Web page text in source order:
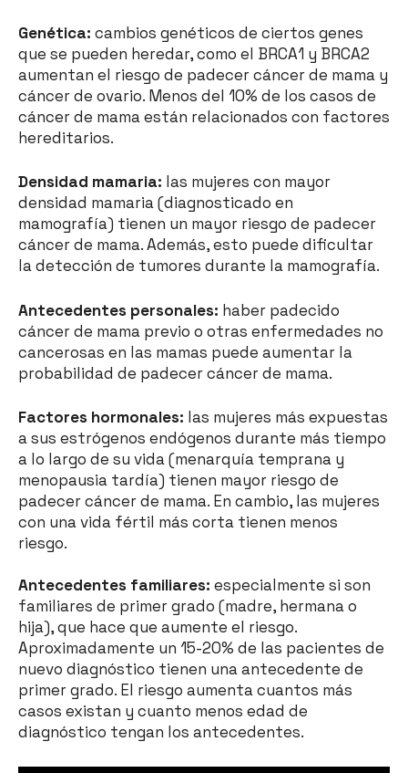
Genética: cambios genéticos de ciertos genes
que se pueden heredar, como el BRCA1 y BRCA2
aumentan el riesgo de padecer cáncer de mama y
cáncer de ovario. Menos del 10% de los casos de
cáncer de mama están relacionados con factores
hereditarios.
Densidad mamaria: las mujeres con mayor
densidad mamaria (diagnosticado en
mamografía) tienen un mayor riesgo de padecer
cáncer de mama. Además, esto puede dificultar
la detección de tumores durante la mamografía.
Antecedentes personales: haber padecido
cáncer de mama previo o otras enfermedades no
cancerosas en las mamas puede aumentar la
probabilidad de padecer cáncer de mama.
Factores hormonales: las mujeres más expuestas
a sus estrógenos endógenos durante más tiempo
a lo largo de su vida (menarquía temprana y
menopausia tardía) tienen mayor riesgo de
padecer cáncer de mama. En cambio, las mujeres
con una vida fértil más corta tienen menos
riesgo.
Antecedentes familiares: especialmente si son
familiares de primer grado (madre, hermana o
hija), que hace que aumente el riesgo.
Aproximadamente un 15-20% de las pacientes de
nuevo diagnóstico tienen una antecedente de
primer grado. El riesgo aumenta cuantos más
casos existan y cuanto menos edad de
diagnóstico tengan los antecedentes.